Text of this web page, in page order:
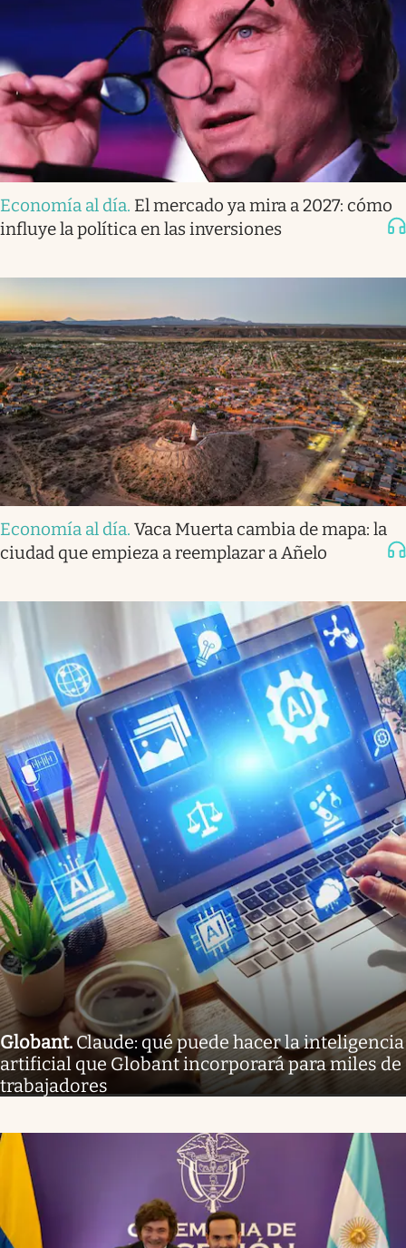
Economía al día. El mercado ya mira a 2027: cómo
influye la política en las inversiones
Economía al día. Vaca Muerta cambia de mapa: la
ciudad que empieza a reemplazar a Añelo
Globant.Claude: qué puede hacer la inteligencia
artificial que Globant incorporará para miles de
trabajadores